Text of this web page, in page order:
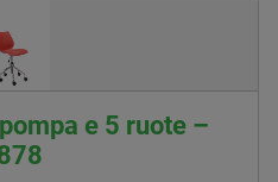
e 5 ruote –